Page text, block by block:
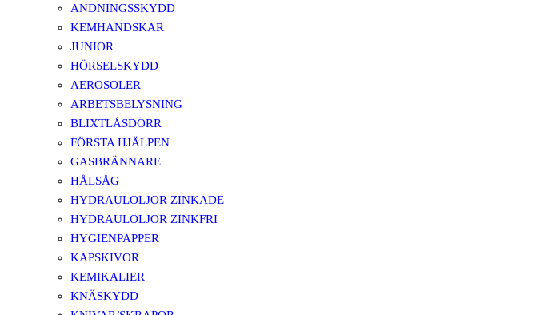
ANDNINGSSKYDD
KEMHANDSKAR
JUNIOR
HÖRSELSKYDD
AEROSOLER
ARBETSBELYSNING
BLIXTLÅSDÖRR
FÖRSTA HJÄLPEN
GASBRÄNNARE
HÅLSÅG
HYDRAULOLJOR ZINKADE
HYDRAULOLJOR ZINKFRI
HYGIENPAPPER
KAPSKIVOR
KEMIKALIER
KNÄSKYDD